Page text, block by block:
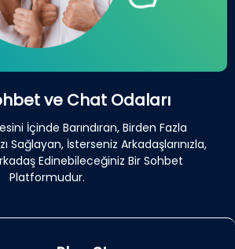
ve Chat Odaları
İçinde Barındıran, Birden Fazla
Sağlayan, İsterseniz Arkadaşlarınızla,
Edinebileceğiniz Bir Sohbet
Platformudur.